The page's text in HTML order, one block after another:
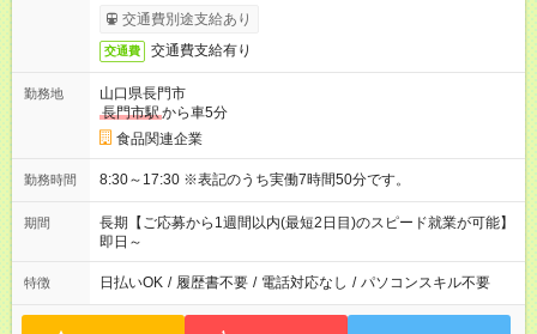
交通費別途支給あり
交通費 交通費支給有り
勤務地
山口県長門市
長門市駅から車5分
食品関連企業
勤務時間 8:30～17:30 ※表記のうち実働7時間50分です。
期間
長期【ご応募から1週間以内(最短2日目)のスピード就業が可能】
即日～
特徴 日払いOK / 履歴書不要 / 電話対応なし / パソコンスキル不要